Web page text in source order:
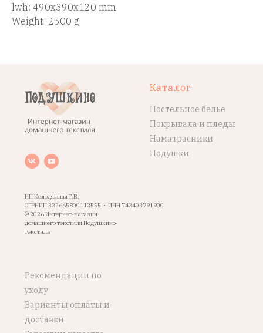
lwh: 490x390x120 mm
Weight: 2500 g
ИП Колодяжная Т.В.
ОГРНИП 322665800112555 • ИНН 742403791900
© 2026 Интернет-магазин
домашнего текстиля Подушкино-
текстиль
Каталог
Постельное белье
Покрывала и пледы
Наматрасники
Подушки
Рекомендации по
уходу
Варианты оплаты и
доставки